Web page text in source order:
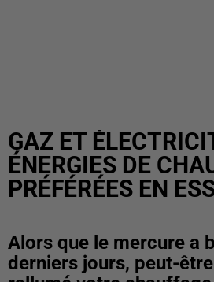
GAZ ET
ÉNERGIES DE
PRÉFÉRÉES EN
Alors que le mercure a
derniers jours, peut-